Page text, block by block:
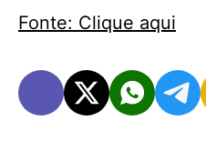
Fonte: Clique aqui